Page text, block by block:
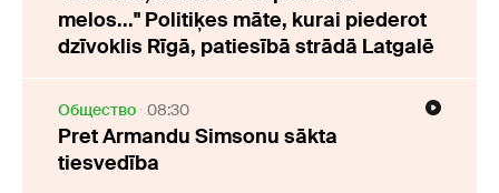
melos..." Politiķes māte, kurai piederot
dzīvoklis Rīgā, patiesībā strādā Latgalē
Oбщество 08:30
Pret Armandu Simsonu sākta
tiesvedība